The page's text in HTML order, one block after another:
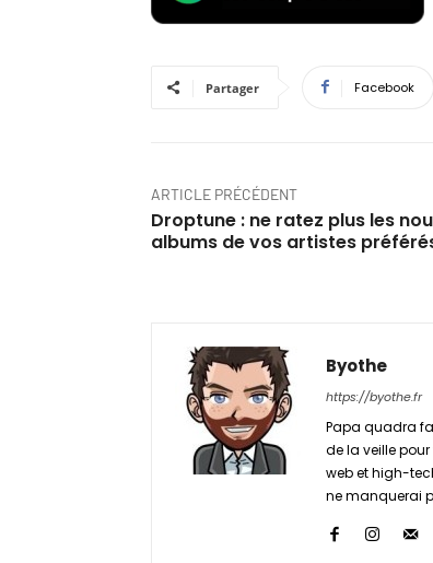
Partager Facebook
ARTICLE PRÉCÉDENT
Droptune : ne ratez plus les
albums de vos artistes
Byothe
https://byothe.fr
Papa quadra
de la veille
web et high-
ne manquerai